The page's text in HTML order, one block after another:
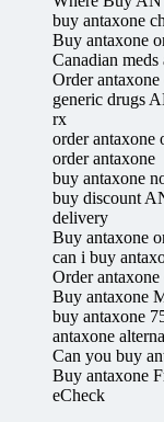
buy antaxone
Buy antaxone
Canadian meds
Order
generic drugs
rx
order antaxone
order antaxone
buy antaxone
buy discount
delivery
Buy antaxone
can i buy
Order
Buy antaxone
buy antaxone
antaxone
Can you buy
Buy antaxone
eCheck